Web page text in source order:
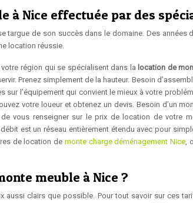
à Nice effectuée par des
targue de son succès dans le domaine. Des années
location réussie.
région qui se spécialisent dans la location de
Prenez simplement de la hauteur. Besoin
l’équipement qui convient le mieux à votre
votre loueur et obtenez un devis. Besoin d’un
vous renseigner sur le prix de location de votre
est un réseau entièrement étendu avec pour
de location de monte charge déménagement Nice,
meuble à Nice ?
aussi clairs que possible. Pour tout savoir sur ces